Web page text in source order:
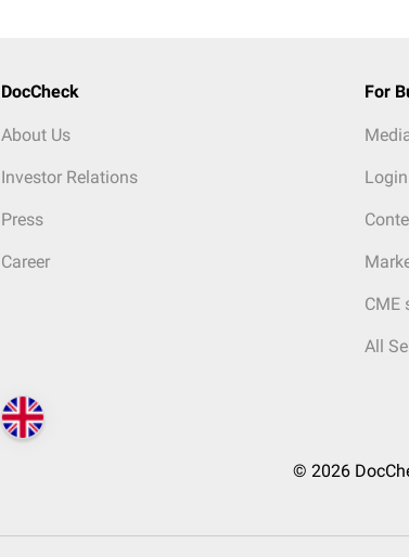
DocCheck
About Us
Investor Relations
Press
Career
For
CME
All
© 2026